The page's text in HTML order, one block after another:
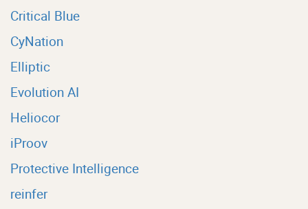
Critical Blue
CyNation
Elliptic
Evolution AI
Heliocor
iProov
Protective Intelligence
reinfer